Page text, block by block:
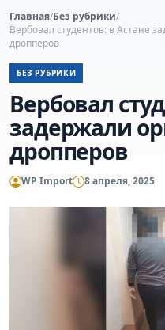
Главная/Без рубрики/
Вербовал студентов: в Астане
дропперов
БЕЗ РУБРИКИ
Вербовал
задержали
дропперов
WP Import 8 апреля, 2025